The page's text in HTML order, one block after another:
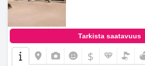
Tarkista saatavuus
$